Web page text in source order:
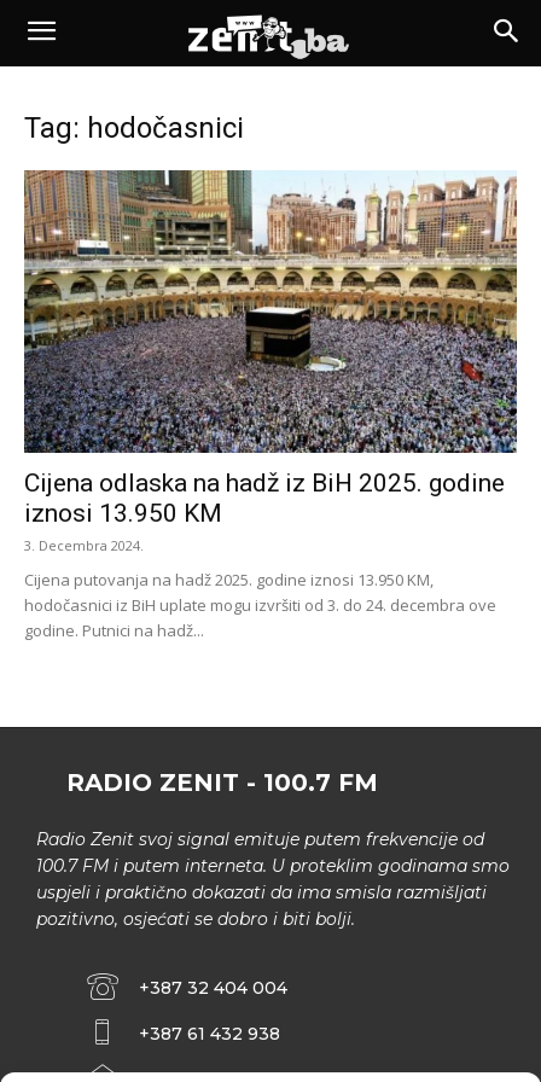
Tag: hodočasnici
Cijena odlaska na hadž iz BiH 2025. godine
iznosi 13.950 KM
3. Decembra 2024.
Cijena putovanja na hadž 2025. godine iznosi 13.950 KM,
hodočasnici iz BiH uplate mogu izvršiti od 3. do 24. decembra ove
godine. Putnici na hadž...
RADIO ZENIT - 100.7 FM
Radio Zenit svoj signal emituje putem frekvencije od
100.7 FM i putem interneta. U proteklim godinama smo
uspjeli i praktično dokazati da ima smisla razmišljati
pozitivno, osjećati se dobro i biti bolji.
+387 32 404 004
+387 61 432 938